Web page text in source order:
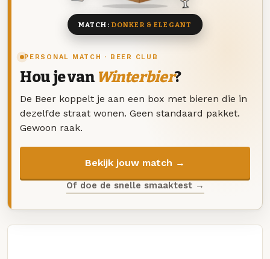
PERSONAL MATCH · BEER CLUB
Hou je van Winterbier?
De Beer koppelt je aan een box met bieren die in
dezelfde straat wonen. Geen standaard pakket.
Gewoon raak.
Bekijk jouw match →
Of doe de snelle smaaktest →
MATCH: DONKER & ELEGANT